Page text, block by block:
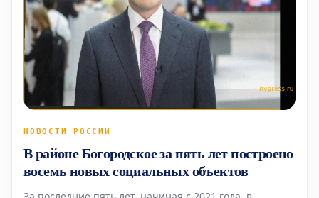
НОВОСТИ РОССИИ
В районе Богородское за пять лет построено
восемь новых социальных объектов